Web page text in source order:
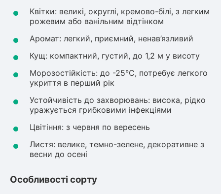
Кизил
Азіатська груша
Багаторічні рослини
М'ята
Лаванда
Пряні трави
Вівсяниця
Барвінок
Чемерник (морозник)
Рослини що в'ються
Гліцинія (Вістерія)
Жимолость декоративна
Квітки: великі, округлі, кремово-білі, з легким
рожевим або ванільним відтінком
Аромат: легкий, приємний, ненав’язливий
Кущ: компактний, густий, до 1,2 м у висоту
Морозостійкість: до -25°C, потребує легкого
укриття в перший рік
Устойчивість до захворювань: висока, рідко
уражується грибковими інфекціями
Цвітіння: з червня по вересень
Листя: велике, темно-зелене, декоративне з
весни до осені
Особливості сорту